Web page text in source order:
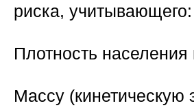
риска, учитывающего:
Плотность населения
Массу (кинетическую